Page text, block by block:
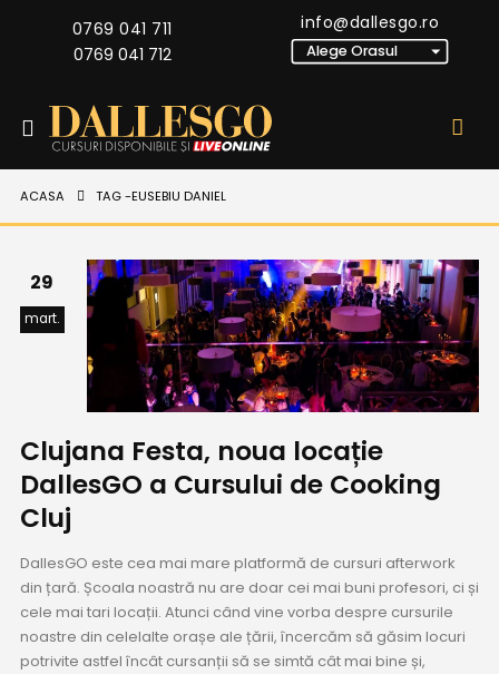
0769 041 711
0769 041 712
info@dallesgo.ro
ACASA TAG -EUSEBIU DANIEL
29
mart.
Clujana Festa, noua locație
DallesGO a Cursului de Cooking
Cluj
DallesGO este cea mai mare platformă de cursuri afterwork
din țară. Școala noastră nu are doar cei mai buni profesori, ci și
cele mai tari locații. Atunci când vine vorba despre cursurile
noastre din celelalte orașe ale țării, încercăm să găsim locuri
potrivite astfel încât cursanții să se simtă cât mai bine și,